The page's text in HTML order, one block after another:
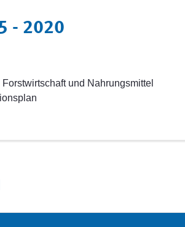
- 2020
und Nahrungsmittel